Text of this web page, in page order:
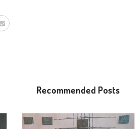
Recommended Posts